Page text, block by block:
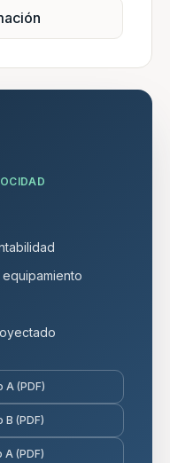
A (PDF)
B (PDF)
A (PDF)